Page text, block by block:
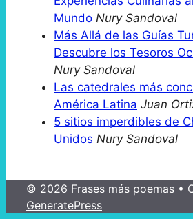
Mundo Nury Sandoval
Más Allá de las Guías
Descubre los Tesoros
Nury Sandoval
Las catedrales más
América Latina Juan
5 sitios imperdibles de
Unidos Nury Sandoval
© 2026 Frases más poemas •
GeneratePress